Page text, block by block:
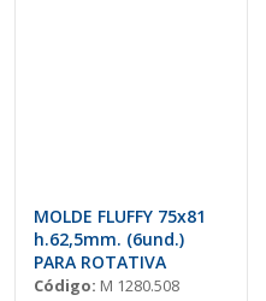
MOLDE FLUFFY 75x81
h.62,5mm. (6und.)
PARA ROTATIVA
Código: M 1280.508